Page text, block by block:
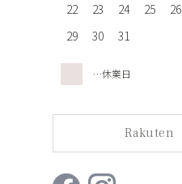
22
23 24 25 26
29
30 31
…休業日
Rakuten